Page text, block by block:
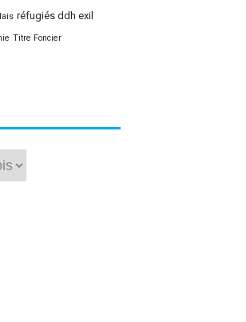
réfugiés ddh exil
Titre Foncier